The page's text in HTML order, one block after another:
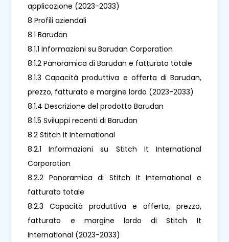
applicazione (2023-2033)
8 Profili aziendali
8.1 Barudan
8.1.1 Informazioni su Barudan Corporation
8.1.2 Panoramica di Barudan e fatturato totale
8.1.3 Capacità produttiva e offerta di Barudan,
prezzo, fatturato e margine lordo (2023-2033)
8.1.4 Descrizione del prodotto Barudan
8.1.5 Sviluppi recenti di Barudan
8.2 Stitch It International
8.2.1 Informazioni su Stitch It International
Corporation
8.2.2 Panoramica di Stitch It International e
fatturato totale
8.2.3 Capacità produttiva e offerta, prezzo,
fatturato e margine lordo di Stitch It
International (2023-2033)